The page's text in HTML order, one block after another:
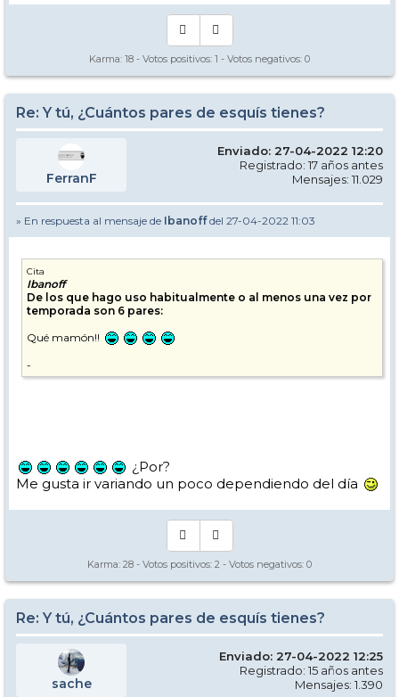
Karma: 18 - Votos positivos: 1 - Votos negativos: 0
Re: Y tú, ¿Cuántos pares de esquís tienes?
FerranF
Enviado: 27-04-2022 12:20
Registrado: 17 años antes
Mensajes: 11.029
» En respuesta al mensaje de Ibanoffdel 27-04-2022 11:03
Cita
Ibanoff
De los que hago uso habitualmente o al menos una vez por
temporada son 6 pares:
Qué mamón!!
-
¿Por?
Me gusta ir variando un poco dependiendo del día
Karma: 28 - Votos positivos: 2 - Votos negativos: 0
Re: Y tú, ¿Cuántos pares de esquís tienes?
sache
Enviado: 27-04-2022 12:25
Registrado: 15 años antes
Mensajes: 1.390